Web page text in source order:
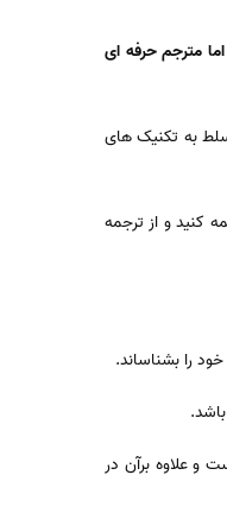
اما مترجم حرفه ای
به تکنیک های
کنید و از ترجمه
را بشناساند.
و علاوه برآن در